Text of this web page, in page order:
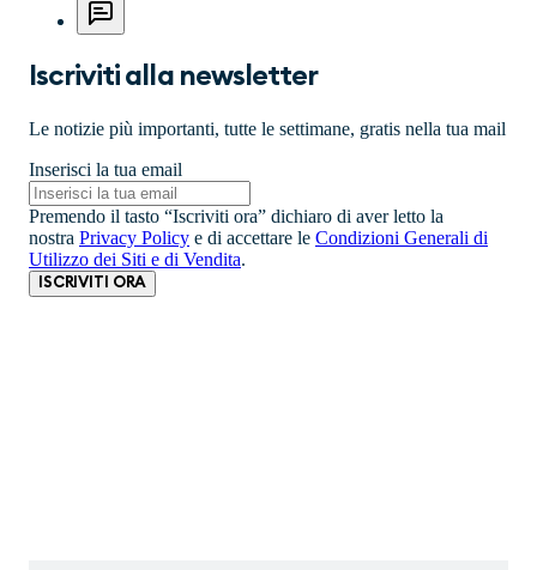
Iscriviti alla newsletter
Le notizie più importanti, tutte le settimane, gratis nella tua mail
Inserisci la tua email
Premendo il tasto “Iscriviti ora” dichiaro di aver letto la
nostra Privacy Policy e di accettare le Condizioni Generali di
Utilizzo dei Siti e di Vendita.
ISCRIVITI ORA